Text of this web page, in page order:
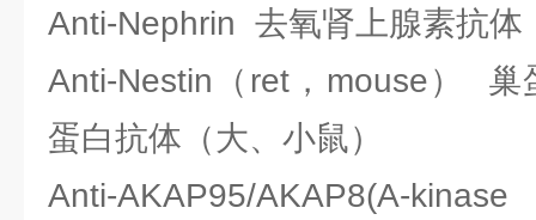
Anti-Nephrin 去氧肾上腺素抗体
Anti-Nestin（ret，mouse） 巢
蛋白抗体（大、小鼠）
Anti-AKAP95/AKAP8(A-